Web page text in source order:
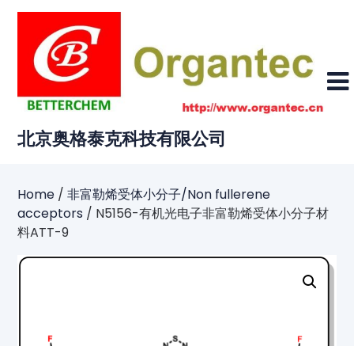
Skip
content
北京奥格泰克科技有限公司
Home /非富勒烯受体小分子/Non fullerene
acceptors / N5156-有机光电子非富勒烯受体小分子材
料ATT-9